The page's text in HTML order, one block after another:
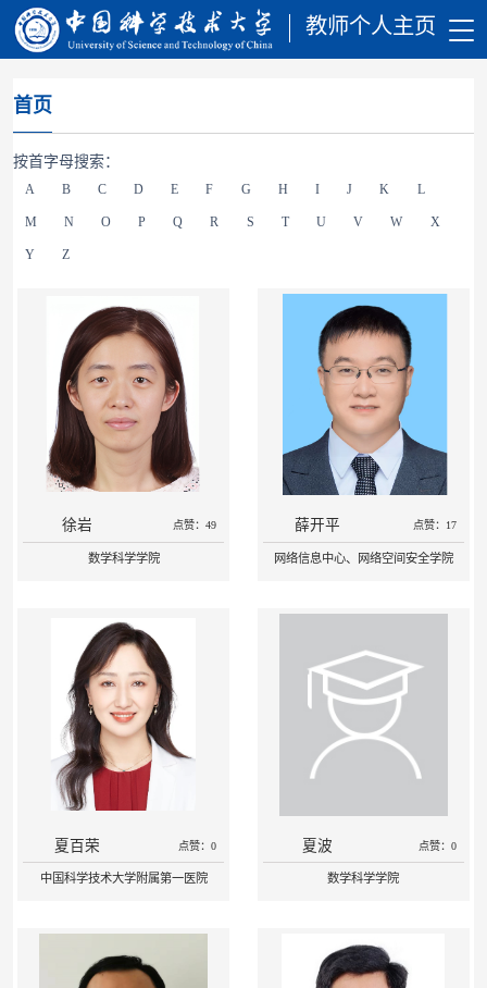
教师个人主页
首页
按首字母搜索：
A B C D E F G H I J K L
M N O P Q R S T U V W X
Y Z
徐岩 点赞：49
数学科学学院
薛开平 点赞：17
网络信息中心、网络空间安全学院
夏百荣 点赞：0
中国科学技术大学附属第一医院
夏波 点赞：0
数学科学学院